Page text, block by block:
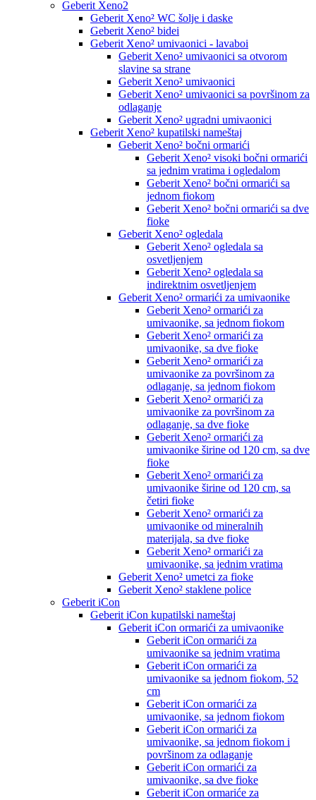
Geberit Xeno2
Geberit Xeno² WC šolje i daske
Geberit Xeno² bidei
Geberit Xeno² umivaonici - lavaboi
Geberit Xeno² umivaonici sa otvorom
slavine sa strane
Geberit Xeno² umivaonici
Geberit Xeno² umivaonici sa površinom za
odlaganje
Geberit Xeno² ugradni umivaonici
Geberit Xeno² kupatilski nameštaj
Geberit Xeno² bočni ormarići
Geberit Xeno² visoki bočni ormarići
sa jednim vratima i ogledalom
Geberit Xeno² bočni ormarići sa
jednom fiokom
Geberit Xeno² bočni ormarići sa dve
fioke
Geberit Xeno² ogledala
Geberit Xeno² ogledala sa
osvetljenjem
Geberit Xeno² ogledala sa
indirektnim osvetljenjem
Geberit Xeno² ormarići za umivaonike
Geberit Xeno² ormarići za
umivaonike, sa jednom fiokom
Geberit Xeno² ormarići za
umivaonike, sa dve fioke
Geberit Xeno² ormarići za
umivaonike za površinom za
odlaganje, sa jednom fiokom
Geberit Xeno² ormarići za
umivaonike za površinom za
odlaganje, sa dve fioke
Geberit Xeno² ormarići za
umivaonike širine od 120 cm, sa dve
fioke
Geberit Xeno² ormarići za
umivaonike širine od 120 cm, sa
četiri fioke
Geberit Xeno² ormarići za
umivaonike od mineralnih
materijala, sa dve fioke
Geberit Xeno² ormarići za
umivaonike, sa jednim vratima
Geberit Xeno² umetci za fioke
Geberit Xeno² staklene police
Geberit iCon
Geberit iCon kupatilski nameštaj
Geberit iCon ormarići za umivaonike
Geberit iCon ormarići za
umivaonike sa jednim vratima
Geberit iCon ormarići za
umivaonike sa jednom fiokom, 52
cm
Geberit iCon ormarići za
umivaonike, sa jednom fiokom
Geberit iCon ormarići za
umivaonike, sa jednom fiokom i
površinom za odlaganje
Geberit iCon ormarići za
umivaonike, sa dve fioke
Geberit iCon ormariće za